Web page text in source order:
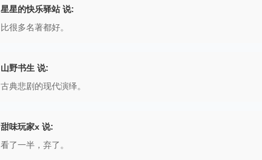
星星的快乐驿站 说:
比很多名著都好。
山野书生 说:
古典悲剧的现代演绎。
甜味玩家x 说:
看了一半，弃了。